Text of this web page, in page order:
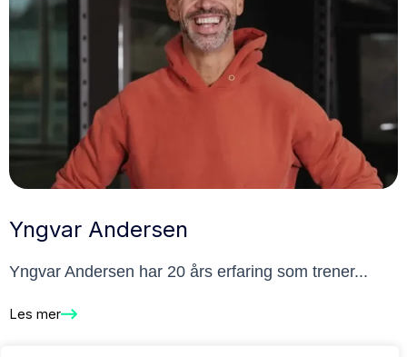
Yngvar Andersen
Yngvar Andersen har 20 års erfaring som trener...
Les mer